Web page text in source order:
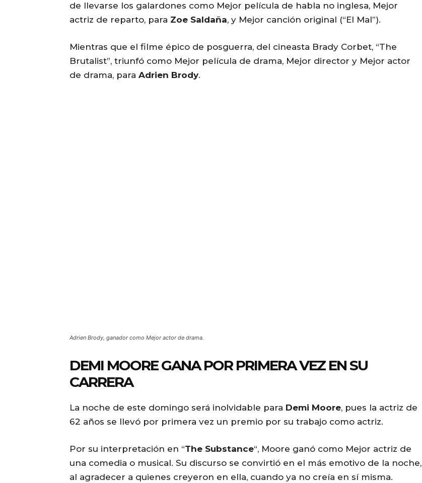
de llevarse los galardones como Mejor película de habla no inglesa, Mejor
actriz de reparto, para Zoe Saldaña, y Mejor canción original (“El Mal”).
Mientras que el filme épico de posguerra, del cineasta Brady Corbet, “The
Brutalist”, triunfó como Mejor película de drama, Mejor director y Mejor actor
de drama, para Adrien Brody.
Adrien Brody, ganador como Mejor actor de drama.
DEMI MOORE GANA POR PRIMERA VEZ EN SU
CARRERA
La noche de este domingo será inolvidable para Demi Moore, pues la actriz de
62 años se llevó por primera vez un premio por su trabajo como actriz.
Por su interpretación en “The Substance“, Moore ganó como Mejor actriz de
una comedia o musical. Su discurso se convirtió en el más emotivo de la noche,
al agradecer a quienes creyeron en ella, cuando ya no creía en sí misma.